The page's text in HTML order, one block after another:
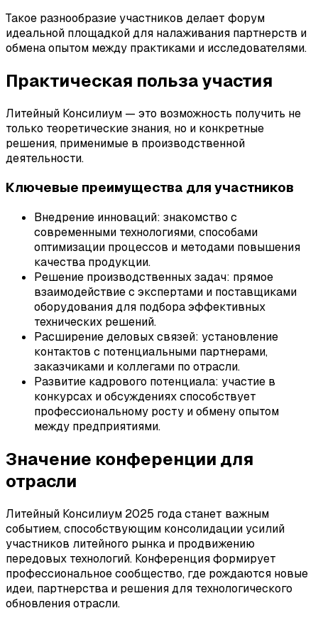
Такое разнообразие участников делает форум
идеальной площадкой для налаживания партнерств и
обмена опытом между практиками и исследователями.
Практическая польза участия
Литейный Консилиум — это возможность получить не
только теоретические знания, но и конкретные
решения, применимые в производственной
деятельности.
Ключевые преимущества для участников
Внедрение инноваций: знакомство с
современными технологиями, способами
оптимизации процессов и методами повышения
качества продукции.
Решение производственных задач: прямое
взаимодействие с экспертами и поставщиками
оборудования для подбора эффективных
технических решений.
Расширение деловых связей: установление
контактов с потенциальными партнерами,
заказчиками и коллегами по отрасли.
Развитие кадрового потенциала: участие в
конкурсах и обсуждениях способствует
профессиональному росту и обмену опытом
между предприятиями.
Значение конференции для
отрасли
Литейный Консилиум 2025 года станет важным
событием, способствующим консолидации усилий
участников литейного рынка и продвижению
передовых технологий. Конференция формирует
профессиональное сообщество, где рождаются новые
идеи, партнерства и решения для технологического
обновления отрасли.